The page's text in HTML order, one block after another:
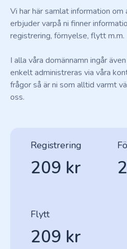
Vi har här samlat information
erbjuder varpå ni finner
registrering, förnyelse, flytt m.m.
I alla våra domännamn ingår
enkelt administreras via våra
frågor så är ni som alltid varmt
oss.
Registrering
209 kr
Flytt
209 kr